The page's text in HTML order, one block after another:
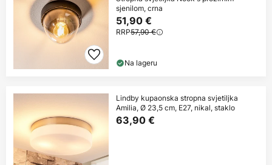
sjenilom, crna
51,90 €
RRP57,90 €
Na lageru
Lindby kupaonska stropna svjetiljka
Amilia, Ø 23,5 cm, E27, nikal, staklo
63,90 €